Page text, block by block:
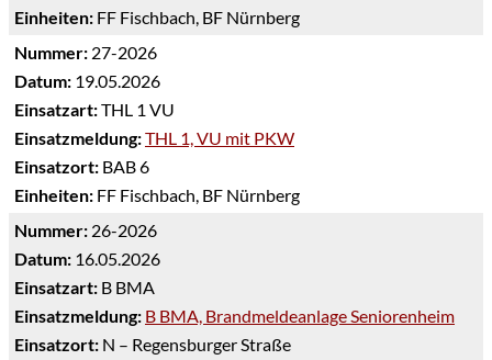
Einheiten: FF Fischbach, BF Nürnberg
Nummer: 27-2026
Datum: 19.05.2026
Einsatzart:THL 1 VU
Einsatzmeldung:THL 1, VU mit PKW
Einsatzort: BAB 6
Einheiten: FF Fischbach, BF Nürnberg
Nummer: 26-2026
Datum: 16.05.2026
Einsatzart: B BMA
Einsatzmeldung: B BMA, Brandmeldeanlage Seniorenheim
Einsatzort: N – Regensburger Straße